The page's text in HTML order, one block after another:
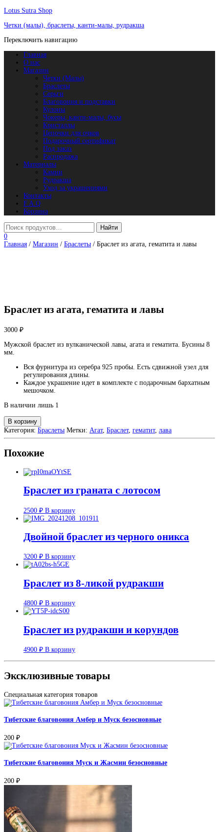
Lotus Sutra Shop
Четки (малы), браслеты, канти-малы, рудракша
Переключить навигацию
Главная
О нас
Магазин
Четки (Малы)
Браслеты
Серьги
Благовония и подставки
Кулоны
Чокеры, канти-малы, бусы
Кристаллы
Цепочки для очков
Подарочный сертификат
Под заказ
Распродажа
Материалы
Камни
Рудракша
Уход за украшениями
Контакты
F.A.Q
Корзина
0
Главная / Магазин / Браслеты / Браслет из агата, гематита и лавы
Браслет из агата, гематита и лавы
3000 ₽
Мужской браслет из вулканической лавы, агата и гематита. Бусины 8
мм.
Вся фурнитура из серебра 925 пробы. Есть сдвижной узел для
регулирования длины.
Каждое украшение идет в комплекте с подарочным бархатным
мешочком.
В наличии лишь 1
Количество
товара
Браслет
агата,
гематита
лавы
В корзину
Категория: Браслеты Метки: Агат, Браслет, гематит, лава
Похожие
Браслет из граната с лотосом
2500 ₽ В корзину
Двойной браслет из черного оникса
3200 ₽ В корзину
Браслет из 8-ликой рудракши
4800 ₽ В корзину
Браслет из рудракши и корундов
4900 ₽ В корзину
Эксклюзивные товары
Специальная категория товаров
Тибетские благовония Амбер и Муск безосновные
200 ₽
Тибетские благовония Муск и Жасмин безосновные
200 ₽